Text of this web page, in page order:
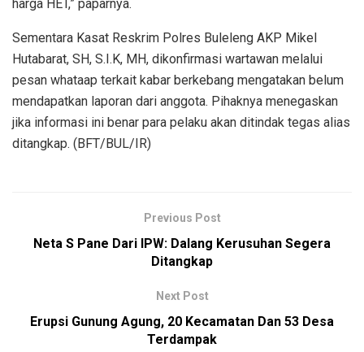
harga HET,” paparnya.
Sementara Kasat Reskrim Polres Buleleng AKP Mikel
Hutabarat, SH, S.I.K, MH, dikonfirmasi wartawan melalui
pesan whataap terkait kabar berkebang mengatakan belum
mendapatkan laporan dari anggota. Pihaknya menegaskan
jika informasi ini benar para pelaku akan ditindak tegas alias
ditangkap. (BFT/BUL/IR)
Previous Post
Neta S Pane Dari IPW: Dalang Kerusuhan Segera
Ditangkap
Next Post
Erupsi Gunung Agung, 20 Kecamatan Dan 53 Desa
Terdampak